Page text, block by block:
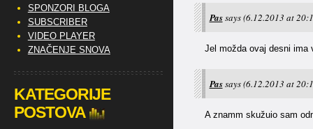
Passays(6.12.2013 at
Jel možda ovaj desni ima
Passays(6.12.2013 at
A znamm skužuio sam
SPONZORI BLOGA
SUBSCRIBER
VIDEO PLAYER
ZNAČENJE SNOVA
KATEGORIJE
POSTOVA